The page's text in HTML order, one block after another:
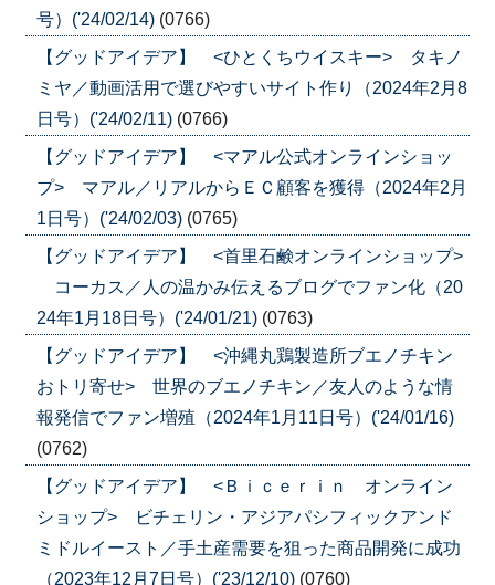
号）('24/02/14) (0766)
【グッドアイデア】 <ひとくちウイスキー> タキノ
ミヤ／動画活用で選びやすいサイト作り（2024年2月8
日号）('24/02/11) (0766)
【グッドアイデア】 <マアル公式オンラインショッ
プ> マアル／リアルからＥＣ顧客を獲得（2024年2月
1日号）('24/02/03) (0765)
【グッドアイデア】 <首里石鹸オンラインショップ>
コーカス／人の温かみ伝えるブログでファン化（20
24年1月18日号）('24/01/21) (0763)
【グッドアイデア】 <沖縄丸鶏製造所ブエノチキン
おトリ寄せ> 世界のブエノチキン／友人のような情
報発信でファン増殖（2024年1月11日号）('24/01/16)
(0762)
【グッドアイデア】 <Ｂｉｃｅｒｉｎ オンライン
ショップ> ビチェリン・アジアパシフィックアンド
ミドルイースト／手土産需要を狙った商品開発に成功
（2023年12月7日号）('23/12/10) (0760)